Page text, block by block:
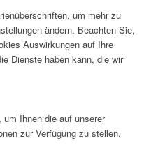
um mehr zu
ändern. Beachten Sie,
Auswirkungen auf Ihre
Dienste haben kann, die wir
Ihnen die auf unserer
zur Verfügung zu stellen.